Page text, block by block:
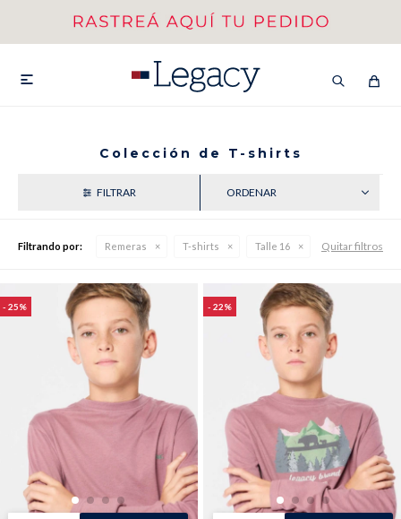

Colección de T-shirts
Filtrando por: Remeras T-shirts Talle 16 Quitar filtros
25 22
HASTA 40%OFF SEGUNDA 50%
Remeras
Buzos Pantalones